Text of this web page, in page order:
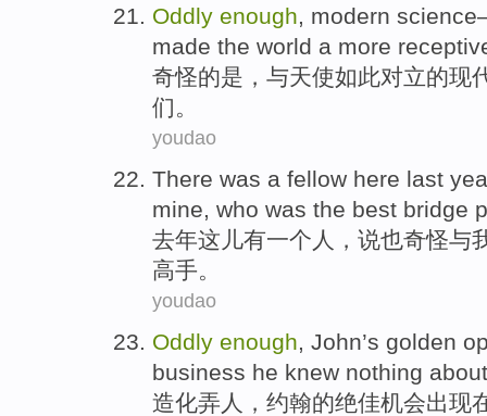
Oddly enough, modern science
made the world a more
奇怪的是， 与天使如此对立的现
们。
youdao
There was a fellow here last
mine, who was the best bridge
去年这儿有一个 人 ， 说也奇怪与
高手。
youdao
Oddly enough John’s golden
business he knew nothing about
造化弄 人， 约翰的绝佳机会出现